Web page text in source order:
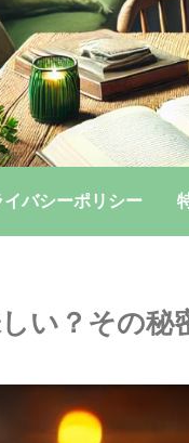
イバシーポリシー
い？その秘